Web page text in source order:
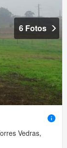
6 Fotos
Vedras,